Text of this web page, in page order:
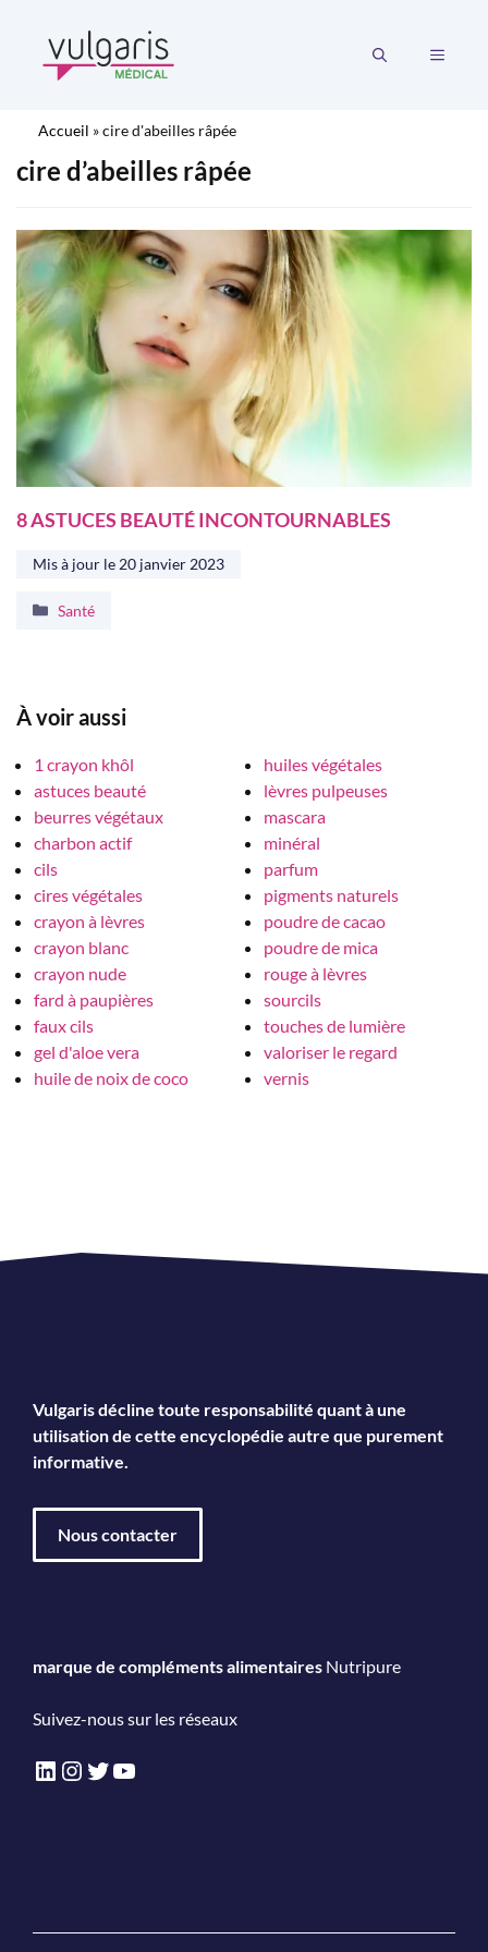
contenu
MENU
Accueil »cire d'abeilles râpée
cire d’abeilles râpée
8 ASTUCES BEAUTÉ INCONTOURNABLES
Mis à jour le 20 janvier 2023
Catégories
Santé
À voir aussi
1 crayon khôl
astuces beauté
beurres végétaux
charbon actif
cils
cires végétales
crayon à lèvres
crayon blanc
crayon nude
fard à paupières
faux cils
gel d'aloe vera
huile de noix de coco
huiles végétales
lèvres pulpeuses
mascara
minéral
parfum
pigments naturels
poudre de cacao
poudre de mica
rouge à lèvres
sourcils
touches de lumière
valoriser le regard
vernis
Vulgaris décline toute responsabilité quant à une
utilisation de cette encyclopédie autre que purement
informative.
Nous contacter
marque de compléments alimentaires Nutripure
Suivez-nous sur les réseaux
LinkedIn
Instagram
Twitter
YouTube